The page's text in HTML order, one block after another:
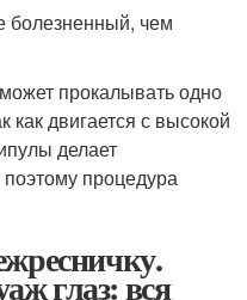
болезненный, чем
прокалывать одно
как двигается с высокой
делает
процедура
глаз: вся